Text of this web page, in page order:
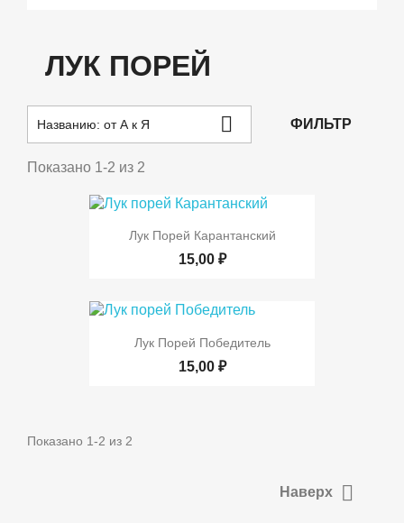
ЛУК ПОРЕЙ
Названию: от А к Я  ФИЛЬТР
Показано 1-2 из 2
Лук Порей Карантанский
15,00 ₽
Лук Порей Победитель
15,00 ₽
Показано 1-2 из 2
Наверх 